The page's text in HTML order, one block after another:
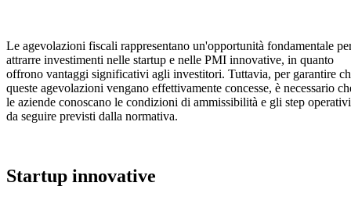
Le agevolazioni fiscali rappresentano un'opportunità fondamentale
attrarre investimenti nelle startup e nelle PMI innovative, in quanto
offrono vantaggi significativi agli investitori. Tuttavia, per garantire
queste agevolazioni vengano effettivamente concesse, è necessario
le aziende conoscano le condizioni di ammissibilità e gli step operativi
da seguire previsti dalla normativa.
Startup innovative